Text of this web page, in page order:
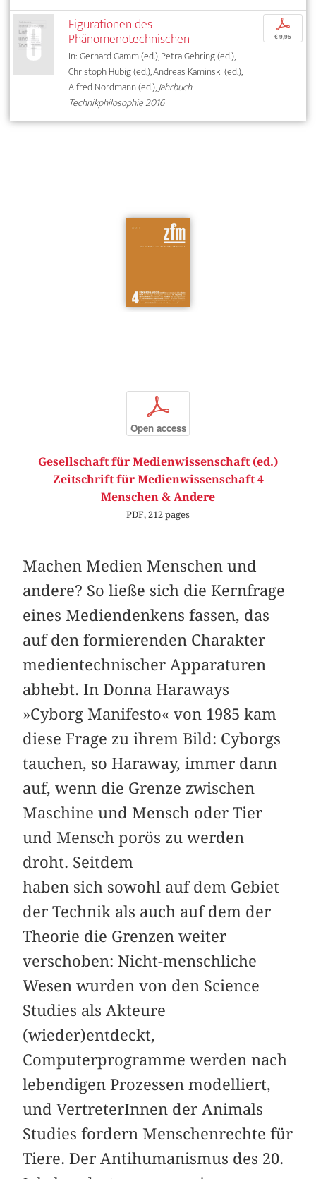
Figurationen des
Phänomenotechnischen
In: Gerhard Gamm (ed.), Petra Gehring (ed.),
Christoph Hubig (ed.), Andreas Kaminski (ed.),
Alfred Nordmann (ed.),Jahrbuch
Technikphilosophie 2016
p
€ 9,95
p
Open access
Gesellschaft für Medienwissenschaft (ed.)
Zeitschrift für Medienwissenschaft 4
Menschen & Andere
PDF, 212 pages
Machen Medien Menschen und
andere? So ließe sich die Kernfrage
eines Mediendenkens fassen, das
auf den formierenden Charakter
medientechnischer Apparaturen
abhebt. In Donna Haraways
»Cyborg Manifesto« von 1985 kam
diese Frage zu ihrem Bild: Cyborgs
tauchen, so Haraway, immer dann
auf, wenn die Grenze zwischen
Maschine und Mensch oder Tier
und Mensch porös zu werden
droht. Seitdem
haben sich sowohl auf dem Gebiet
der Technik als auch auf dem der
Theorie die Grenzen weiter
verschoben: Nicht-menschliche
Wesen wurden von den Science
Studies als Akteure
(wieder)entdeckt,
Computerprogramme werden nach
lebendigen Prozessen modelliert,
und VertreterInnen der Animals
Studies fordern Menschenrechte für
Tiere. Der Antihumanismus des 20.